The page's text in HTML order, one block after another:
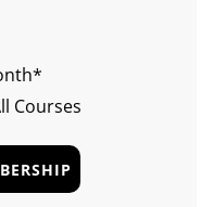
Courses